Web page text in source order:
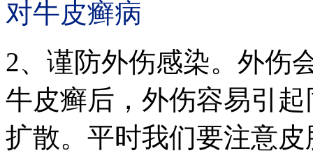
对牛皮癣病
2、谨防外伤感染。外伤
牛皮癣后，外伤容易引
扩散。平时我们要注意